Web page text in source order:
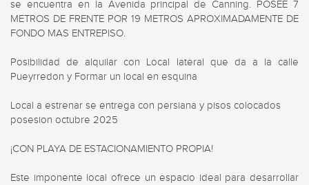
se encuentra en la Avenida principal de Canning. POSEE 7
METROS DE FRENTE POR 19 METROS APROXIMADAMENTE DE
FONDO MAS ENTREPISO.
Posibilidad de alquilar con Local lateral que da a la calle
Pueyrredon y Formar un local en esquina
Local a estrenar se entrega con persiana y pisos colocados
posesion octubre 2025
¡CON PLAYA DE ESTACIONAMIENTO PROPIA!
Este imponente local ofrece un espacio ideal para desarrollar